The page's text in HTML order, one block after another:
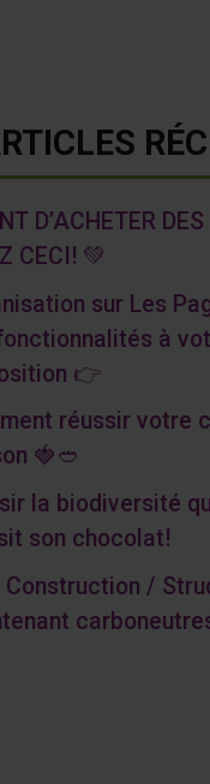
D’ACHETER
CECI! 💚
sur Les
à
👉
réussir votre
🍓🥙
la biodiversité
son chocolat!
Construction /